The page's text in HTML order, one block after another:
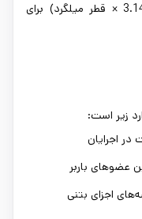
می‌توان از فرمول (طول اورلپ = 3.14 × قطر میلگرد) برای
زیر است:
اجرایان
عضوهای باربر
اجزای بتنی